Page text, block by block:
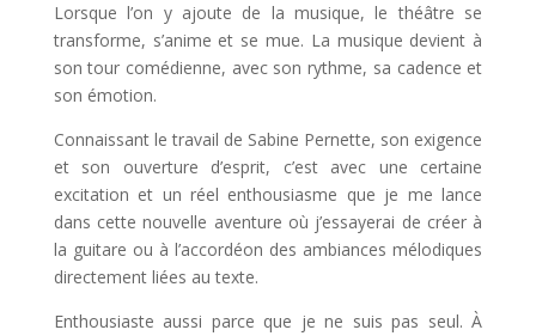
Lorsque l’on y ajoute de la musique, le théâtre se
transforme, s’anime et se mue. La musique devient à
son tour comédienne, avec son rythme, sa cadence et
son émotion.
Connaissant le travail de Sabine Pernette, son exigence
et son ouverture d’esprit, c’est avec une certaine
excitation et un réel enthousiasme que je me lance
dans cette nouvelle aventure où j’essayerai de créer à
la guitare ou à l’accordéon des ambiances mélodiques
directement liées au texte.
Enthousiaste aussi parce que je ne suis pas seul. À